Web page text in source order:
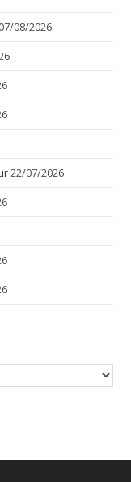
07/08/2026
22/07/2026